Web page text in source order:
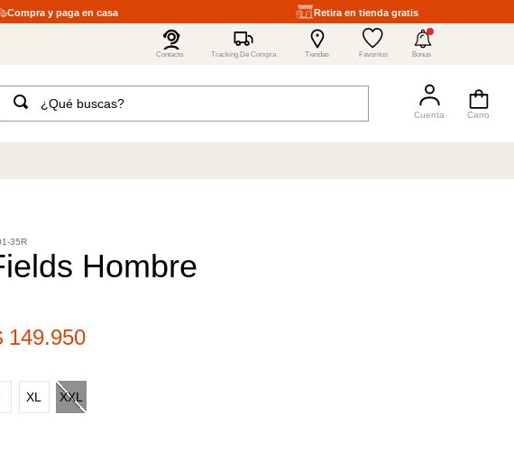
Compra y paga en casa Retira en tienda gratis
Contacto Tracking De Compra Tiendas Favoritos
4
Bonus
¿Qué buscas?
35R
Hombre
149.950
XL XXL